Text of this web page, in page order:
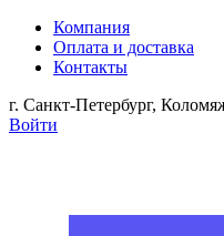
Компания
Оплата и доставка
Контакты
г. Санкт-Петербург,
Войти